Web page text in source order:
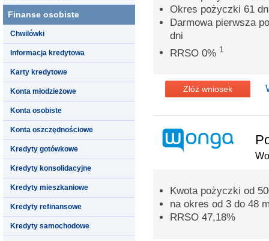
Finanse osobiste
Chwilówki
Informacja kredytowa
Karty kredytowe
Konta młodzieżowe
Konta osobiste
Konta oszczędnościowe
Kredyty gotówkowe
Kredyty konsolidacyjne
Kredyty mieszkaniowe
Kredyty refinansowe
Kredyty samochodowe
Okres pożyczki 61
Darmowa pierwsza
dni
RRSO 0% 1
Złóż wniosek
Kwota pożyczki od
na okres od 3 do 48
RRSO 47,18%